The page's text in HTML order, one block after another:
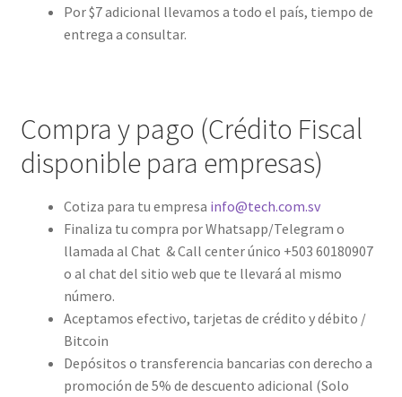
Por $7 adicional llevamos a todo el país, tiempo de
entrega a consultar.
Compra y pago (Crédito Fiscal
disponible para empresas)
Cotiza para tu empresa info@tech.com.sv
Finaliza tu compra por Whatsapp/Telegram o
llamada al Chat & Call center único +503 60180907
o al chat del sitio web que te llevará al mismo
número.
Aceptamos efectivo, tarjetas de crédito y débito /
Bitcoin
Depósitos o transferencia bancarias con derecho a
promoción de 5% de descuento adicional (Solo